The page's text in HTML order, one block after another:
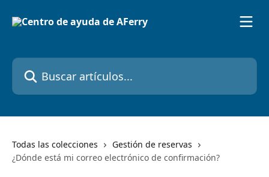
Buscar artículos...
Todas las colecciones
Gestión de reservas
¿Dónde está mi correo electrónico de confirmación?